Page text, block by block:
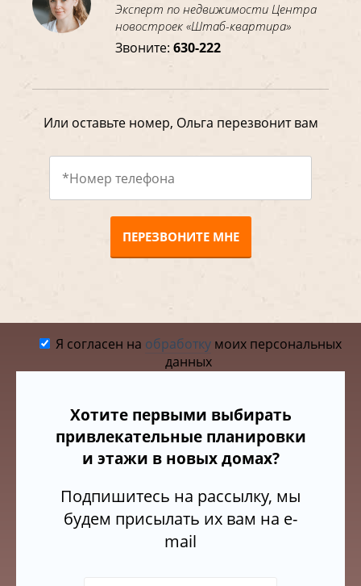
Эксперт по недвижимости Центра
новостроек «Штаб-квартира»
Звоните:630-222
Или оставьте номер, Ольга перезвонит вам
ПЕРЕЗВОНИТЕ МНЕ
Я согласен на обработкумоих персональных
данных
Хотите первыми выбирать
привлекательные планировки
и этажи в новых домах?
Подпишитесь на рассылку, мы
будем присылать их вам на e-
mail